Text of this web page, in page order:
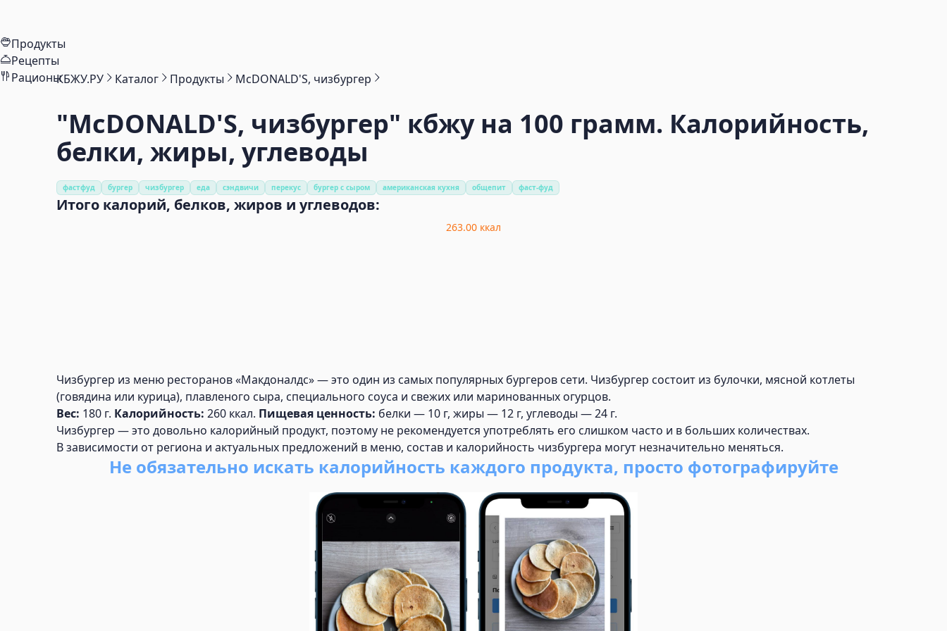
Продукты
Рецепты
РационыКБЖУ.РУ Каталог Продукты McDONALD'S, чизбургер
"McDONALD'S, чизбургер" кбжу на 100 грамм. Калорийность,
белки, жиры, углеводы
фастфуд бургер чизбургер еда сэндвичи перекус бургер с сыром американская кухня общепит фаст-фуд
Итого калорий, белков, жиров и углеводов:
263.00 ккал
Чизбургер из меню ресторанов «Макдоналдс» — это один из самых популярных бургеров сети. Чизбургер состоит из булочки, мясной котлеты
(говядина или курица), плавленого сыра, специального соуса и свежих или маринованных огурцов.
Вес: 180 г. Калорийность: 260 ккал. Пищевая ценность: белки — 10 г, жиры — 12 г, углеводы — 24 г.
Чизбургер — это довольно калорийный продукт, поэтому не рекомендуется употреблять его слишком часто и в больших количествах.
В зависимости от региона и актуальных предложений в меню, состав и калорийность чизбургера могут незначительно меняться.
Не обязательно искать калорийность каждого продукта, просто фотографируйте